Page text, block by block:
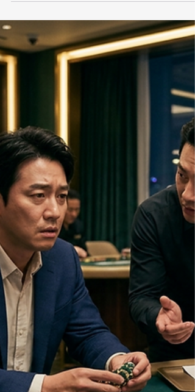
클락 로이스 카지노 [블로그 포스팅 원문] [제목 추
천] 1안: 필리핀 클락 로이스 카지노 솔직 후기: 멘
이 무너지면 벌어지는 일 2안: 클락 로이스 카지노
(Royce Casino) 방문기 / 바카라 테이블에서 느낀
배의 기록, 뇌동배팅의 무서움 안녕하세요. 오늘은
최근 필리핀 클락 여행 중 방문했던 로이스 카지노
(Royce Casino)에서 경험했던 다소 씁쓸하지만 리
얼한 후기를 남겨보려고 합니다. 카지노라는 곳이
늘 그렇듯, 환상과 설렘으로 시작하지만 멘탈을 놓
치는 순간 얼마나 무서운 공간으로 변하는지 몸소
체험하고 온 날이었습니다. 화려한 조명, 그리고 시
작은 좋았던 테이블 클락 로이스 카지노의 문을 열
고 들어가니, 쾌적하고 차갑게 가라앉은 특유의 공
기가 느껴졌습니다. 수많은 슬롯머신 소리와 바카
테이블 위의 긴장감이 묘한 설렘을 주더군요. 처음
출발은 나쁘지 않았습니다. 소소하게 따고